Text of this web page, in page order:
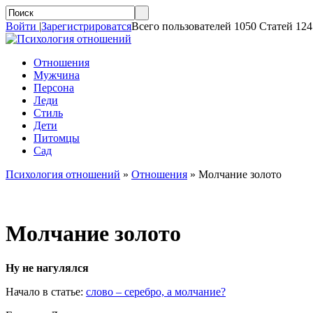
Войти |ЗарегистрироватсяВсего пользователей 1050 Статей
Отношения
Мужчина
Персона
Леди
Стиль
Дети
Питомцы
Сад
Психология отношений » Отношения » Молчание золото
Молчание золото
Ну не нагулялся
Начало в статье: cлово – серебро, а молчание?